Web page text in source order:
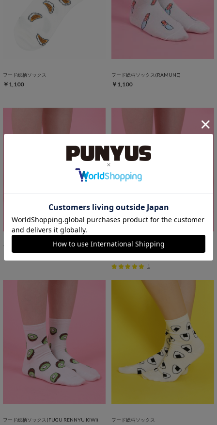
フード総柄ソックス
￥1,100
フード総柄ソックス(RAMUNE)
￥1,100
フード総柄ソックス(NINJIN EDAMAME LEMON) 目玉焼き総柄ソックス
1
フード総柄ソックス(FUGU RENNYU KIWI) フード総柄ソックス